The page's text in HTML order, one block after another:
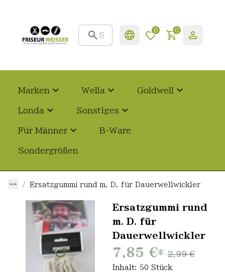
0 0
Marken Wella Goldwell
Londa Sonstiges
Für Männer B-Ware
Sondergrößen
Ersatzgummi rund m. D. für Dauerwellwickler
Ersatzgummi rund
m. D. für
Dauerwellwickler
7,85 €* 2,99 €
Inhalt: 50 Stück